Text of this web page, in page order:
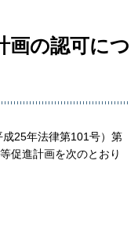
画の認可につ
25年法律第101号）第
促進計画を次のとおり